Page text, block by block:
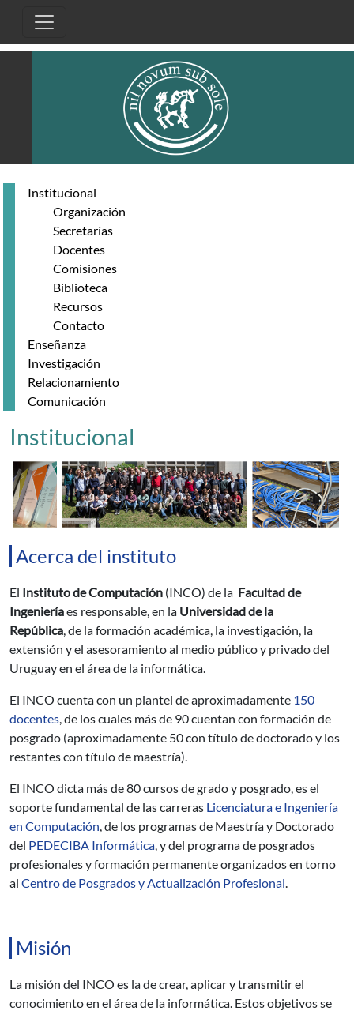
Institucional
Organización
Secretarías
Docentes
Comisiones
Biblioteca
Recursos
Contacto
Enseñanza
Investigación
Relacionamiento
Comunicación
Institucional
Acerca del instituto
El Instituto de Computación (INCO) de la Facultad de
Ingenieríaes responsable, en la Universidad de la
República , de la formación académica, la investigación, la
extensión y el asesoramiento al medio público y privado del
Uruguay en el área de la informática.
El INCO cuenta con un plantel de aproximadamente 150
docentes , de los cuales más de 90 cuentan con formación de
posgrado (aproximadamente 50 con título de doctorado y los
restantes con título de maestría).
El INCO dicta más de 80 cursos de grado y posgrado, es el
soporte fundamental de las carreras Licenciatura e Ingeniería
en Computación , de los programas de Maestría y Doctorado
del PEDECIBA Informática , y del programa de posgrados
profesionales y formación permanente organizados en torno
al Centro de Posgrados y Actualización Profesional
Misión
La misión del INCO es la de crear, aplicar y transmitir el
conocimiento en el área de la informática. Estos objetivos se